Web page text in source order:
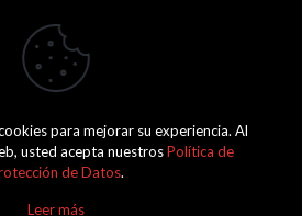
C.A. J-29746315-1
para mejorar su experiencia. Al
usted acepta nuestrosPolítica de
de Datos.
Leer más